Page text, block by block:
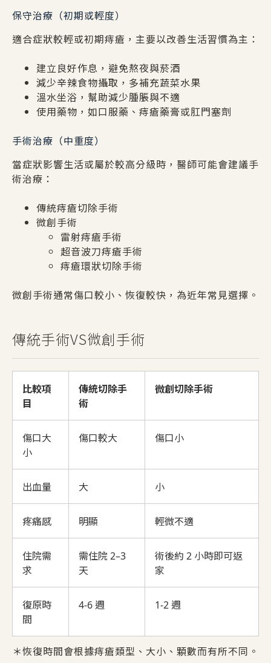
保守治療（初期或輕度）
適合症狀較輕或初期痔瘡，主要以改善生活習慣為主：
建立良好作息，避免熬夜與菸酒
減少辛辣食物攝取，多補充蔬菜水果
溫水坐浴，幫助減少腫脹與不適
使用藥物，如口服藥、痔瘡藥膏或肛門塞劑
手術治療（中重度）
當症狀影響生活或屬於較高分級時，醫師可能會建議手
術治療：
傳統痔瘡切除手術
微創手術
雷射痔瘡手術
超音波刀痔瘡手術
痔瘡環狀切除手術
微創手術通常傷口較小、恢復較快，為近年常見選擇。
傳統手術VS微創手術
比較項
目
傳統切除手
術
微創切除手術
傷口大
小
傷口較大 傷口小
出血量 大 小
疼痛感 明顯 輕微不適
住院需
求
需住院 2–3
天
術後約 2 小時即可返
家
復原時
間
4-6 週 1-2 週
＊恢復時間會根據痔瘡類型、大小、顆數而有所不同。